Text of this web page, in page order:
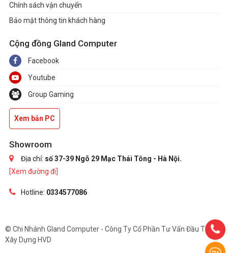
Chính sách vận chuyển
Bảo mật thông tin khách hàng
Cộng đồng Gland Computer
Facebook
Youtube
Group Gaming
Xem bản PC
Showroom
Địa chỉ: số 37-39 Ngõ 29 Mạc Thái Tông - Hà Nội.
[Xem đường đi]
Hotline: 0334577086
© Chi Nhánh Gland Computer - Công Ty Cổ Phần Tư Vấn Đầu Tư Và
Xây Dựng HVD